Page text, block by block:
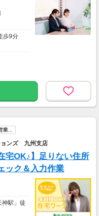
歩9分
業…
ョンズ 九州支店
OK♪】足りない住所
ック＆入力作業
駅」徒